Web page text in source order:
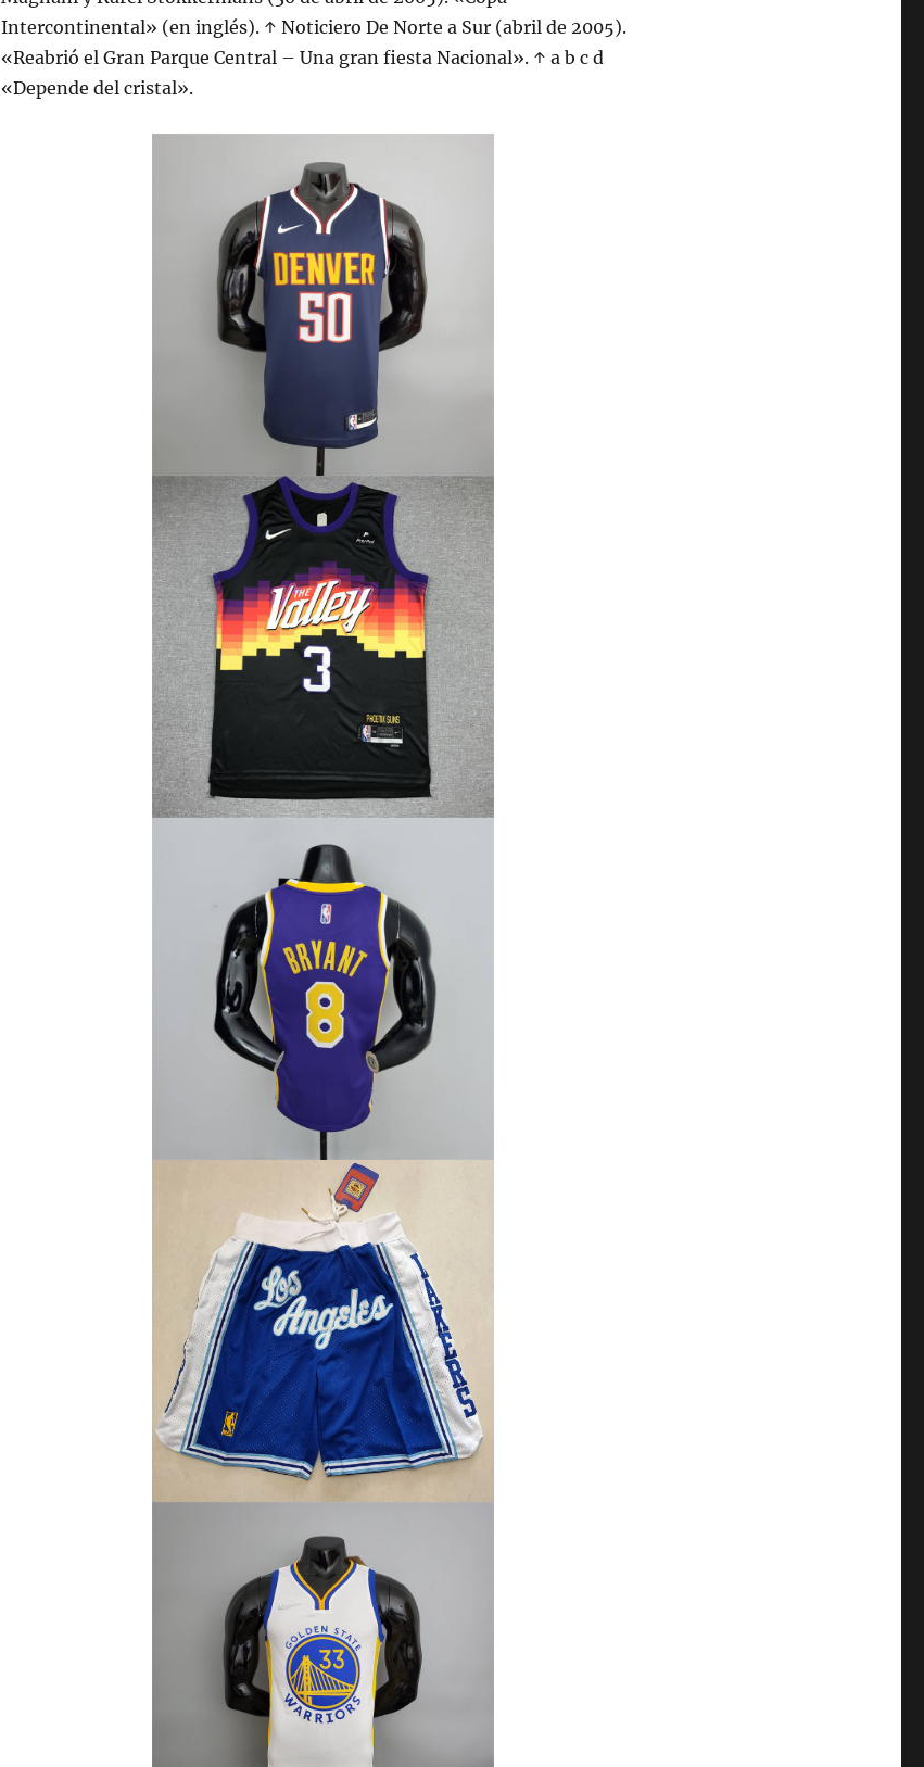
Intercontinental» (en inglés). ↑ Noticiero De Norte a Sur (abril de 2005).
«Reabrió el Gran Parque Central – Una gran fiesta Nacional». ↑ a b c d
«Depende del cristal».